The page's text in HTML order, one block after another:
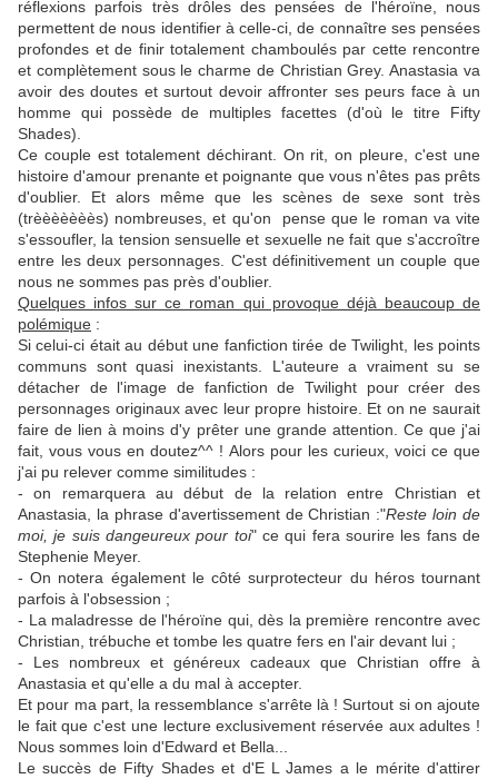
réflexions parfois très drôles des pensées de l'héroïne, nous
permettent de nous identifier à celle-ci, de connaître ses pensées
profondes et de finir totalement chamboulés par cette rencontre
et complètement sous le charme de Christian Grey. Anastasia va
avoir des doutes et surtout devoir affronter ses peurs face à un
homme qui possède de multiples facettes (d'où le titre Fifty
Shades).
Ce couple est totalement déchirant. On rit, on pleure, c'est une
histoire d'amour prenante et poignante que vous n'êtes pas prêts
d'oublier. Et alors même que les scènes de sexe sont très
(trèèèèèèès) nombreuses, et qu'on pense que le roman va vite
s'essoufler, la tension sensuelle et sexuelle ne fait que s'accroître
entre les deux personnages. C'est définitivement un couple que
nous ne sommes pas près d'oublier.
Quelques infos sur ce roman qui provoque déjà beaucoup de
polémique :
Si celui-ci était au début une fanfiction tirée de Twilight, les points
communs sont quasi inexistants. L'auteure a vraiment su se
détacher de l'image de fanfiction de Twilight pour créer des
personnages originaux avec leur propre histoire. Et on ne saurait
faire de lien à moins d'y prêter une grande attention. Ce que j'ai
fait, vous vous en doutez^^ ! Alors pour les curieux, voici ce que
j'ai pu relever comme similitudes :
- on remarquera au début de la relation entre Christian et
Anastasia, la phrase d'avertissement de Christian :"Reste loin de
moi, je suis dangeureux pour toi" ce qui fera sourire les fans de
Stephenie Meyer.
- On notera également le côté surprotecteur du héros tournant
parfois à l'obsession ;
- La maladresse de l'héroïne qui, dès la première rencontre avec
Christian, trébuche et tombe les quatre fers en l'air devant lui ;
- Les nombreux et généreux cadeaux que Christian offre à
Anastasia et qu'elle a du mal à accepter.
Et pour ma part, la ressemblance s'arrête là ! Surtout si on ajoute
le fait que c'est une lecture exclusivement réservée aux adultes !
Nous sommes loin d'Edward et Bella...
Le succès de Fifty Shades et d'E L James a le mérite d'attirer